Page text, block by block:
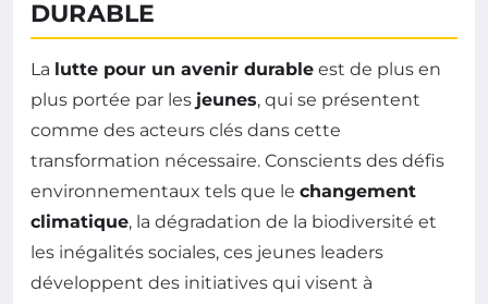
DURABLE
La lutte pour un avenir durable est de plus en
plus portée par les jeunes, qui se présentent
comme des acteurs clés dans cette
transformation nécessaire. Conscients des défis
environnementaux tels que le changement
climatique, la dégradation de la biodiversité et
les inégalités sociales, ces jeunes leaders
développent des initiatives qui visent à